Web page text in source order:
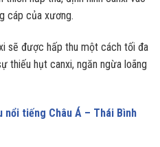
cáp của xương.
sẽ được hấp thu một cách tối đa
thiếu hụt canxi, ngăn ngừa loãng
nổi tiếng Châu Á – Thái Bình